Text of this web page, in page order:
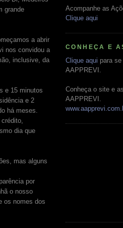
grande
a abrir
nos convidou a
inclusive, da
e 15 minutos
e 2
há meses.
dia que
mas alguns
por
o nosso
os nomes dos
Acompanhe as
Clique aqui
CONHEÇA E
Clique aqui para
AAPPREVI.
Conheça o site e
AAPPREVI.